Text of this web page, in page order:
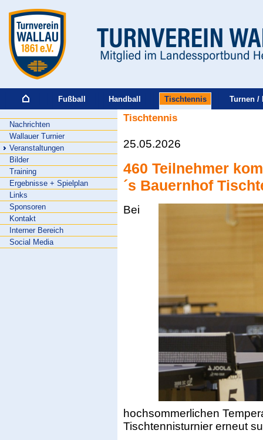
Fußball Handball Tischtennis Turnen /
Nachrichten
Wallauer Turnier
Veranstaltungen
Bilder
Training
Ergebnisse + Spielplan
Links
Sponsoren
Kontakt
Interner Bereich
Social Media
Tischtennis
25.05.2026
460 Teilnehmer
´s Bauernhof
Bei
hochsommerlichen
Tischtennisturnier erneut